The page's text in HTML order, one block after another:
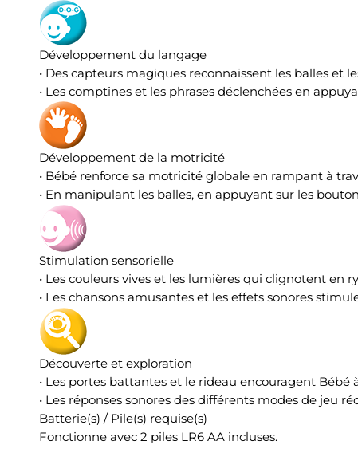
Développement du langage
• Des capteurs magiques reconnaissent les balles et
• Les comptines et les phrases déclenchées en
Développement de la motricité
• Bébé renforce sa motricité globale en rampant à
• En manipulant les balles, en appuyant sur les
Stimulation sensorielle
• Les couleurs vives et les lumières qui clignotent en
• Les chansons amusantes et les effets sonores
Découverte et exploration
• Les portes battantes et le rideau encouragent Bébé
• Les réponses sonores des différents modes de jeu
Batterie(s) / Pile(s) requise(s)
Fonctionne avec 2 piles LR6 AA incluses.